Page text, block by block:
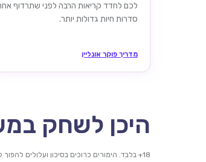
לכם לחדד קריאות הרבה לפני שתרדוף
סדרות חיות גדולות יותר.
מדריך פוקר אונליין
היכן לשחק
18+ בלבד. הימורים כרוכים בסיכון ועלולים להפוך להתמכרות. הישארו במסגרת היכולות שלכם. כל מותג קובע את חוקי הבונוס שלו.